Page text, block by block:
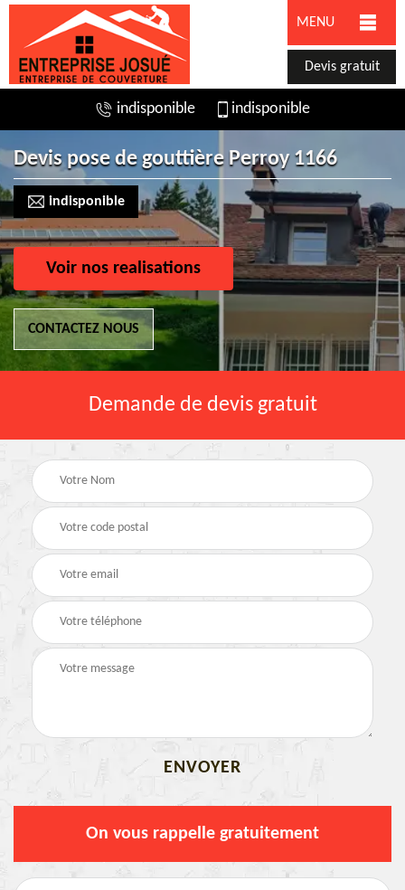
MENU
Devis gratuit
indisponible indisponible
Devis pose de gouttière Perroy 1166
indisponible
Voir nos realisations
CONTACTEZ NOUS
Demande de devis gratuit
On vous rappelle gratuitement